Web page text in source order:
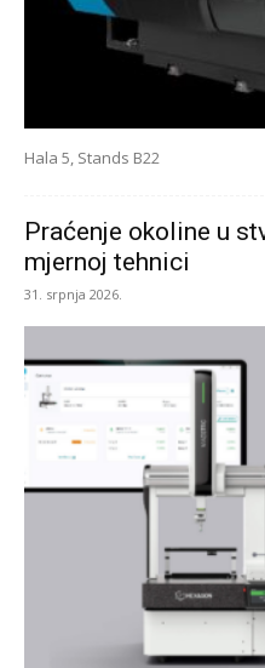
Hala 5, Stands B22
Praćenje okoline u
mjernoj tehnici
31. srpnja 2026.